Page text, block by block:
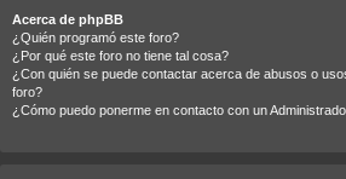
Acerca de phpBB
¿Quién programó este foro?
¿Por qué este foro no tiene tal cosa?
¿Con quién se puede contactar acerca de abusos o
foro?
¿Cómo puedo ponerme en contacto con un